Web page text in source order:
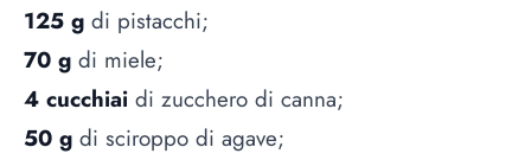
125 g di pistacchi;
70 g di miele;
4 cucchiai di zucchero di canna;
50 g di sciroppo di agave;